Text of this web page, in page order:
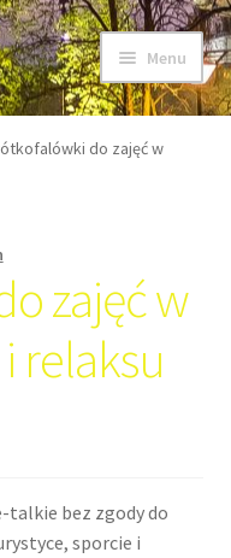
Menu
do zajęć w
zajęć w
relaksu
bez zgody do
sporcie i